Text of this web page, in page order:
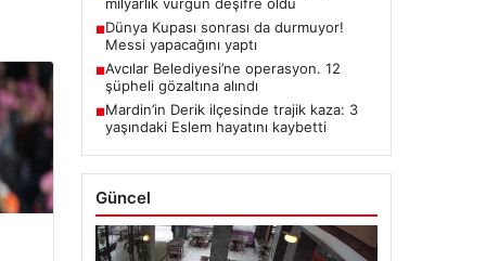
■Dünya Kupası sonrası da durmuyor!
Messi yapacağını yaptı
■Avcılar Belediyesi’ne operasyon. 12
şüpheli gözaltına alındı
■Mardin’in Derik ilçesinde trajik kaza: 3
yaşındaki Eslem hayatını kaybetti
Güncel